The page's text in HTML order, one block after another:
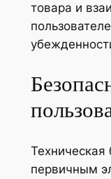
товара и
Техническая
первичным